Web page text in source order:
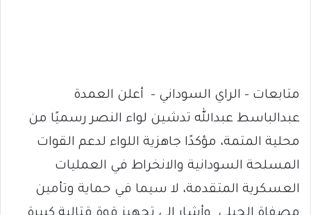
متابعات – الراي السوداني – أعلن العمدة
عبدالباسط عبدالله تدشين لواء النصر رسميًا من
محلية المتمة، مؤكدًا جاهزية اللواء لدعم القوات
المسلحة السودانية والانخراط في العمليات
العسكرية المتقدمة، لا سيما في حماية وتأمين